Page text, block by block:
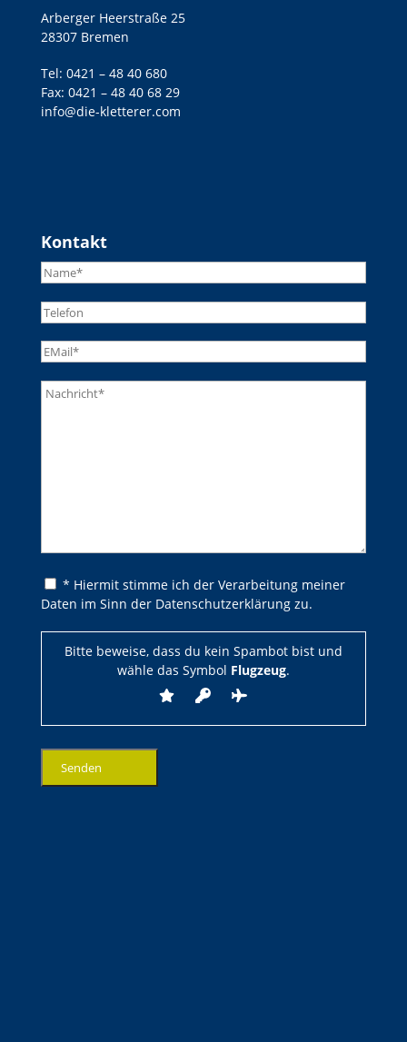
Arberger Heerstraße 25
28307 Bremen
Tel: 0421 – 48 40 680
Fax: 0421 – 48 40 68 29
info@die-kletterer.com
Kontakt
Bitte lasse dieses Feld leer.
Bitte lasse dieses Feld leer.
* Hiermit stimme ich der Verarbeitung meiner
Daten im Sinn der Datenschutzerklärung zu.
Bitte beweise, dass du kein Spambot bist und
wähle das Symbol Flugzeug.